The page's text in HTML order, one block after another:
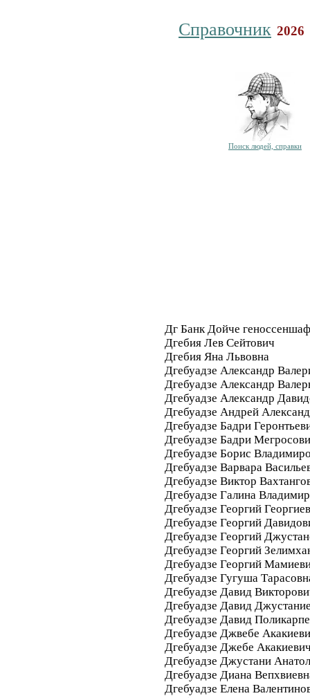
Справочник 2026
Поиск людей, справки
Дг Банк Дойче
Дгебия Лев Сейтович
Дгебия Яна Львовна
Дгебуадзе Александр
Дгебуадзе Александр
Дгебуадзе Александр
Дгебуадзе Андрей
Дгебуадзе Бадри
Дгебуадзе Бадри
Дгебуадзе Борис
Дгебуадзе Варвара
Дгебуадзе Виктор
Дгебуадзе Галина
Дгебуадзе Георгий
Дгебуадзе Георгий
Дгебуадзе Георгий
Дгебуадзе Георгий
Дгебуадзе Георгий
Дгебуадзе Гугуша
Дгебуадзе Давид
Дгебуадзе Давид
Дгебуадзе Давид
Дгебуадзе Джвебе
Дгебуадзе Джебе
Дгебуадзе Джустани
Дгебуадзе Диана
Дгебуадзе Елена